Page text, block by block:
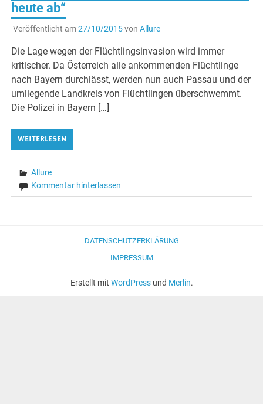
heute ab“
Veröffentlicht am27/10/2015von Allure
Die Lage wegen der Flüchtlingsinvasion wird immer
kritischer. Da Österreich alle ankommenden Flüchtlinge
nach Bayern durchlässt, werden nun auch Passau und der
umliegende Landkreis von Flüchtlingen überschwemmt.
Die Polizei in Bayern […]
WEITERLESEN
Allure
Kommentar hinterlassen
DATENSCHUTZERKLÄRUNG
IMPRESSUM
Erstellt mit WordPressund Merlin.